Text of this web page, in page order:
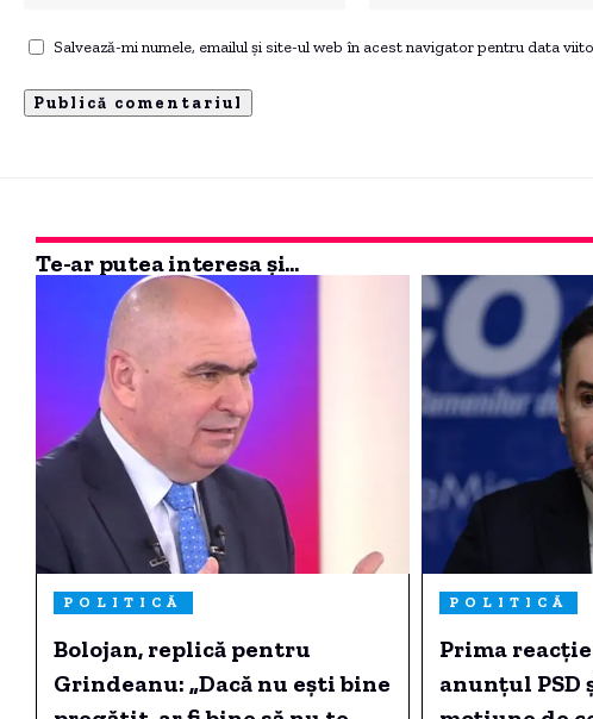
Salvează-mi numele, emailul și site-ul web în acest navigator pentru data
Te-ar putea interesa și...
POLITICĂ
Bolojan, replică pentru
Grindeanu: „Dacă nu ești bine
POLITICĂ
Prima
anunțul PSD